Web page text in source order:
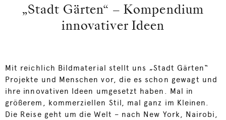
„Stadt Gärten“ – Kompendium
innovativer Ideen
Mit reichlich Bildmaterial stellt uns „Stadt Gärten“
Projekte und Menschen vor, die es schon gewagt und
ihre innovativen Ideen umgesetzt haben. Mal in
größerem, kommerziellen Stil, mal ganz im Kleinen.
Die Reise geht um die Welt – nach New York, Nairobi,